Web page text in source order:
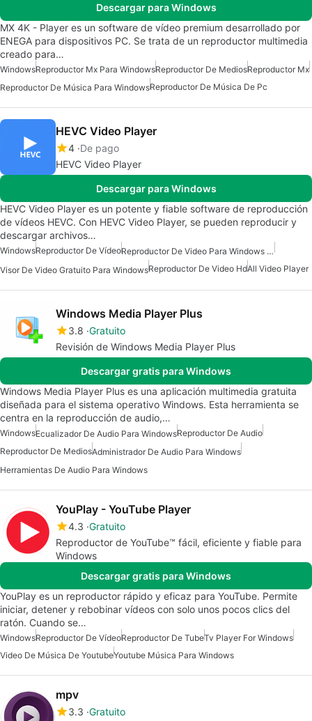
Descargar para Windows
MX 4K - Player es un software de vídeo premium desarrollado por
ENEGA para dispositivos PC. Se trata de un reproductor multimedia
creado para…
WindowsReproductor Mx Para WindowsReproductor De MediosReproductor Mx
Reproductor De Música Para WindowsReproductor De Música De Pc
HEVC Video Player
4 De pago
HEVC Video Player
Descargar para Windows
HEVC Video Player es un potente y fiable software de reproducción
de vídeos HEVC. Con HEVC Video Player, se pueden reproducir y
descargar archivos…
WindowsReproductor De Vídeo
Reproductor De Video Para Windows 11
Visor De Video Gratuito Para WindowsReproductor De Video HdAll Video Player
Windows Media Player Plus
3.8 Gratuito
Revisión de Windows Media Player Plus
Descargar gratis para Windows
Windows Media Player Plus es una aplicación multimedia gratuita
diseñada para el sistema operativo Windows. Esta herramienta se
centra en la reproducción de audio,…
WindowsEcualizador De Audio Para WindowsReproductor De Audio
Reproductor De MediosAdministrador De Audio Para Windows
Herramientas De Audio Para Windows
YouPlay - YouTube Player
4.3 Gratuito
Reproductor de YouTube™ fácil, eficiente y fiable para
Windows
Descargar gratis para Windows
YouPlay es un reproductor rápido y eficaz para YouTube. Permite
iniciar, detener y rebobinar vídeos con solo unos pocos clics del
ratón. Cuando se…
WindowsReproductor De VídeoReproductor De TubeTv Player For Windows
Video De Música De YoutubeYoutube Música Para Windows
mpv
3.3 Gratuito